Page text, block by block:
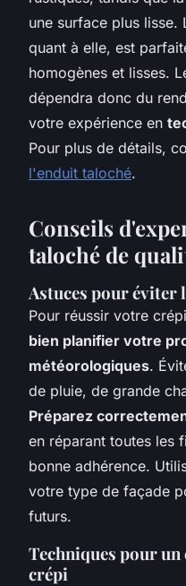
une surface plus lisse.
quant à elle, est
homogènes et lisses.
dépendra donc du
votre expérience en
Pour plus de détails,
l'enduit taloché.
Conseils
taloché de
Astuces pour éviter
Pour réussir votre
bien planifier votre
météorologiques.
de pluie, de grande
Préparez
en réparant toutes les
bonne adhérence.
votre type de façade
futurs.
Techniques pour
crépi